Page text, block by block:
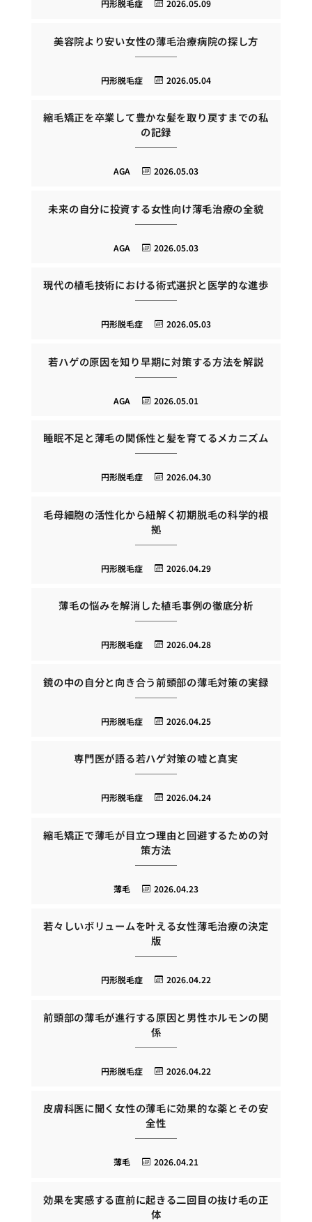
2026.05.09
円形脱毛症
美容院より安い女性の薄毛治療病院の探し方
2026.05.04
円形脱毛症
縮毛矯正を卒業して豊かな髪を取り戻すまでの私
の記録
2026.05.03
AGA
未来の自分に投資する女性向け薄毛治療の全貌
2026.05.03
AGA
現代の植毛技術における術式選択と医学的な進歩
2026.05.03
円形脱毛症
若ハゲの原因を知り早期に対策する方法を解説
2026.05.01
AGA
睡眠不足と薄毛の関係性と髪を育てるメカニズム
2026.04.30
円形脱毛症
毛母細胞の活性化から紐解く初期脱毛の科学的根
拠
2026.04.29
円形脱毛症
薄毛の悩みを解消した植毛事例の徹底分析
2026.04.28
円形脱毛症
鏡の中の自分と向き合う前頭部の薄毛対策の実録
2026.04.25
円形脱毛症
専門医が語る若ハゲ対策の嘘と真実
2026.04.24
円形脱毛症
縮毛矯正で薄毛が目立つ理由と回避するための対
策方法
2026.04.23
薄毛
若々しいボリュームを叶える女性薄毛治療の決定
版
2026.04.22
円形脱毛症
前頭部の薄毛が進行する原因と男性ホルモンの関
係
2026.04.22
円形脱毛症
皮膚科医に聞く女性の薄毛に効果的な薬とその安
全性
2026.04.21
薄毛
効果を実感する直前に起きる二回目の抜け毛の正
体